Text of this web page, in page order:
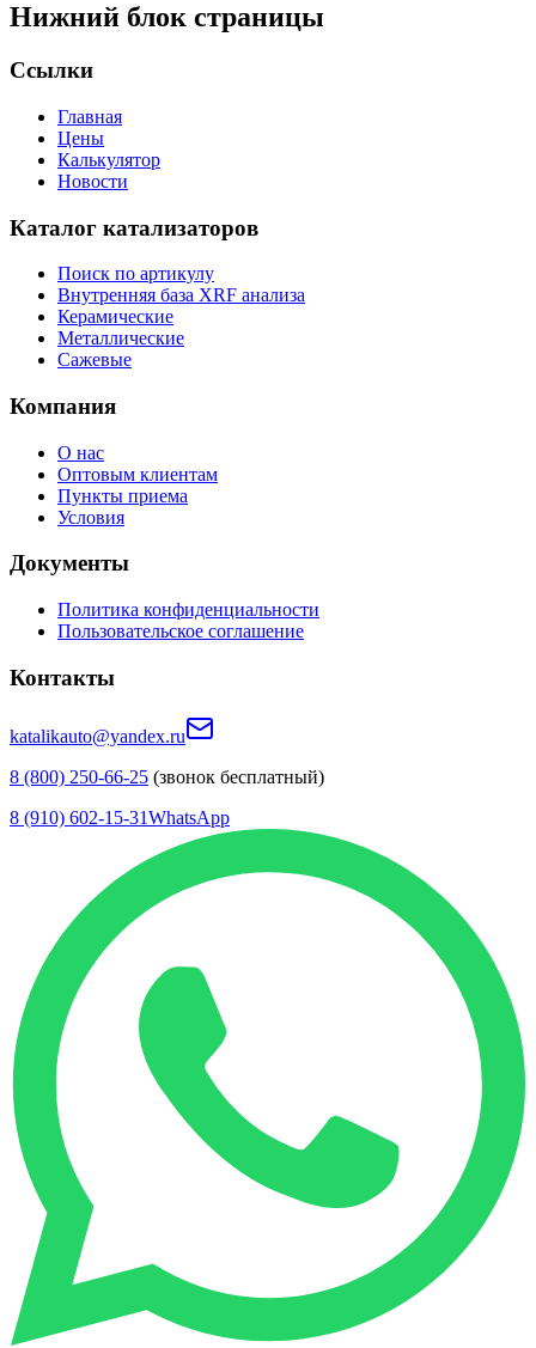
Нижний блок страницы
Ссылки
Главная
Цены
Калькулятор
Новости
Каталог катализаторов
Поиск по артикулу
Внутренняя база XRF анализа
Керамические
Металлические
Сажевые
Компания
О нас
Оптовым клиентам
Пункты приема
Условия
Документы
Политика конфиденциальности
Пользовательское соглашение
Контакты
katalikauto@yandex.ru
8 (800) 250-66-25 (звонок бесплатный)
8 (910) 602-15-31WhatsApp